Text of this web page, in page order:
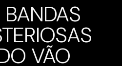
VÃO